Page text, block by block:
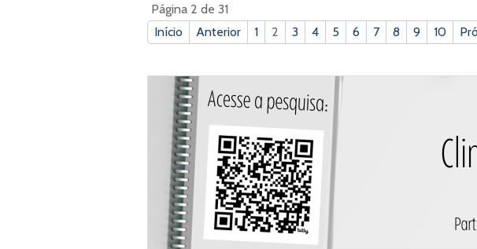
Página 2 de 31
Início
Anterior 1 2 3 4 5 6 7 8 9 10